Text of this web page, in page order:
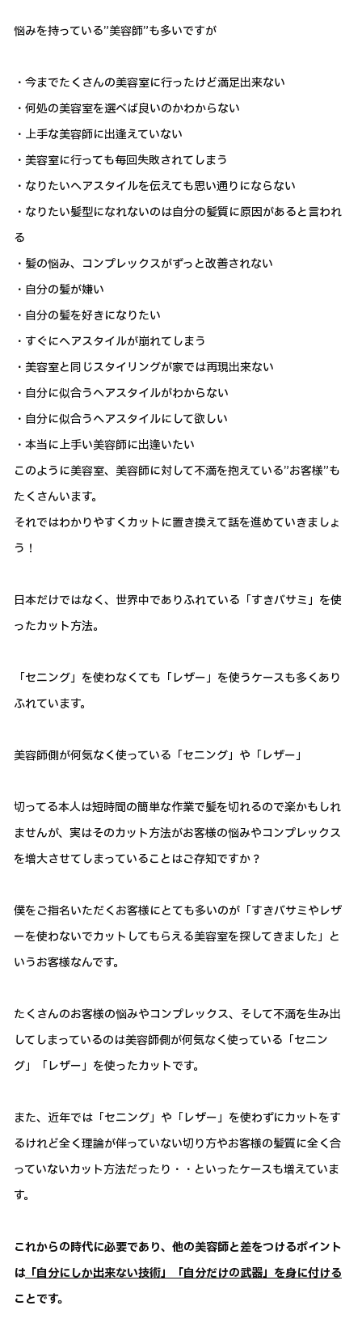
悩みを持っている”美容師”も多いですが
・今までたくさんの美容室に行ったけど満足出来ない
・何処の美容室を選べば良いのかわからない
・上手な美容師に出逢えていない
・美容室に行っても毎回失敗されてしまう
・なりたいヘアスタイルを伝えても思い通りにならない
・なりたい髪型になれないのは自分の髪質に原因があると言われ
る
・髪の悩み、コンプレックスがずっと改善されない
・自分の髪が嫌い
・自分の髪を好きになりたい
・すぐにヘアスタイルが崩れてしまう
・美容室と同じスタイリングが家では再現出来ない
・自分に似合うヘアスタイルがわからない
・自分に似合うヘアスタイルにして欲しい
・本当に上手い美容師に出逢いたい
このように美容室、美容師に対して不満を抱えている”お客様”も
たくさんいます。
それではわかりやすくカットに置き換えて話を進めていきましょ
う！
日本だけではなく、世界中でありふれている「すきバサミ」を使
ったカット方法。
「セニング」を使わなくても「レザー」を使うケースも多くあり
ふれています。
美容師側が何気なく使っている「セニング」や「レザー」
切ってる本人は短時間の簡単な作業で髪を切れるので楽かもしれ
ませんが、実はそのカット方法がお客様の悩みやコンプレックス
を増大させてしまっていることはご存知ですか？
僕をご指名いただくお客様にとても多いのが「すきバサミやレザ
ーを使わないでカットしてもらえる美容室を探してきました」と
いうお客様なんです。
たくさんのお客様の悩みやコンプレックス、そして不満を生み出
してしまっているのは美容師側が何気なく使っている「セニン
グ」「レザー」を使ったカットです。
また、近年では「セニング」や「レザー」を使わずにカットをす
るけれど全く理論が伴っていない切り方やお客様の髪質に全く合
っていないカット方法だったり・・といったケースも増えていま
す。
これからの時代に必要であり、他の美容師と差をつけるポイント
は「自分にしか出来ない技術」「自分だけの武器」を身に付ける
ことです。